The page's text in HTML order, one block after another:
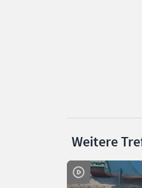
Weitere